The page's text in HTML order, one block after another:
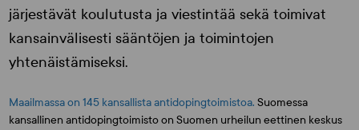
järjestävät koulutusta ja viestintää sekä toimivat
kansainvälisesti sääntöjen ja toimintojen
yhtenäistämiseksi.
Maailmassa on 145 kansallista antidopingtoimistoa. Suomessa
kansallinen antidopingtoimisto on Suomen urheilun eettinen keskus